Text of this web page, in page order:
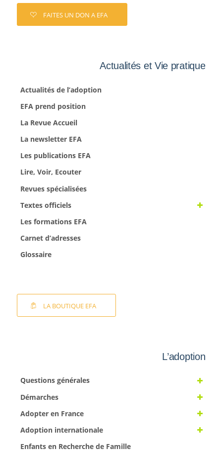
FAITES UN DON A EFA
Actualités et Vie pratique
Actualités de l’adoption
EFA prend position
La Revue Accueil
La newsletter EFA
Les publications EFA
Lire, Voir, Ecouter
Revues spécialisées
Textes officiels
Les formations EFA
Carnet d’adresses
Glossaire
LA BOUTIQUE EFA
L’adoption
Questions générales
Démarches
Adopter en France
Adoption internationale
Enfants en Recherche de Famille